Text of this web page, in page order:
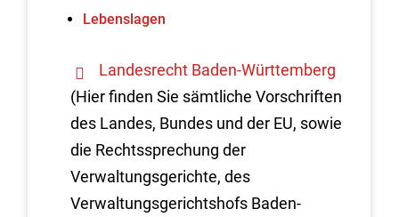
Lebenslagen
Landesrecht Baden-Württemberg
(Hier finden Sie sämtliche Vorschriften
des Landes, Bundes und der EU, sowie
die Rechtssprechung der
Verwaltungsgerichte, des
Verwaltungsgerichtshofs Baden-